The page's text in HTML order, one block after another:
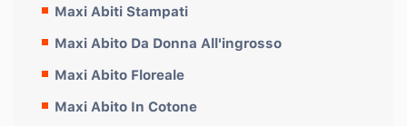
Maxi Abiti Stampati
Maxi Abito Da Donna All'ingrosso
Maxi Abito Floreale
Maxi Abito In Cotone